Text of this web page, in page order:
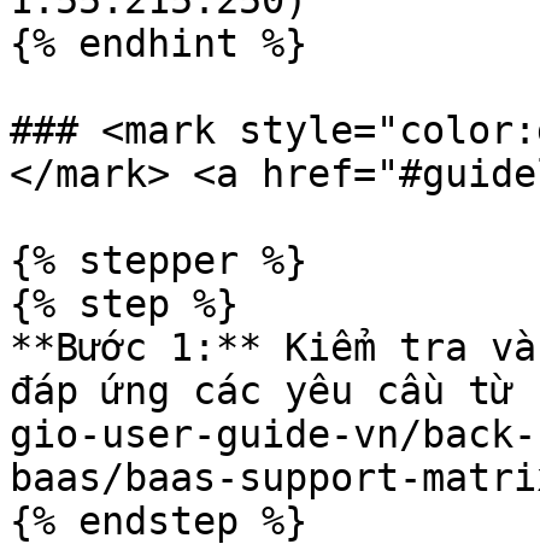
{% endhint %}
### <mark
</mark> <a
{% stepper %}
{% step %}
**Bước 1:** Kiểm tra
đáp ứng các yêu cầu
gio-user-guide-vn/
baas/baas-support-
{% endstep %}